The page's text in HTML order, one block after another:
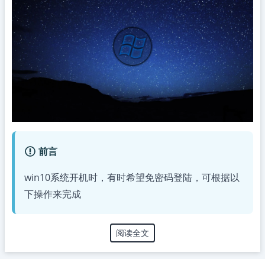
前言
win10系统开机时，有时希望免密码登陆，可根据以
下操作来完成
阅读全文